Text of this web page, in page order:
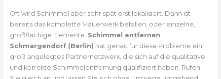
Oft wird Schimmel aber sehr spät erst lokalisiert. Dann ist
bereits das komplette Mauerwerk befallen, oder einzelne,
großflächige Elemente. Schimmel entfernen
Schmargendorf (Berlin) hat genau für diese Probleme ein
groß angelegtes Partnernetzwerk, die sich auf die qualitative
und korrekte Schimmelentfernung qualifiziert haben. Rufen